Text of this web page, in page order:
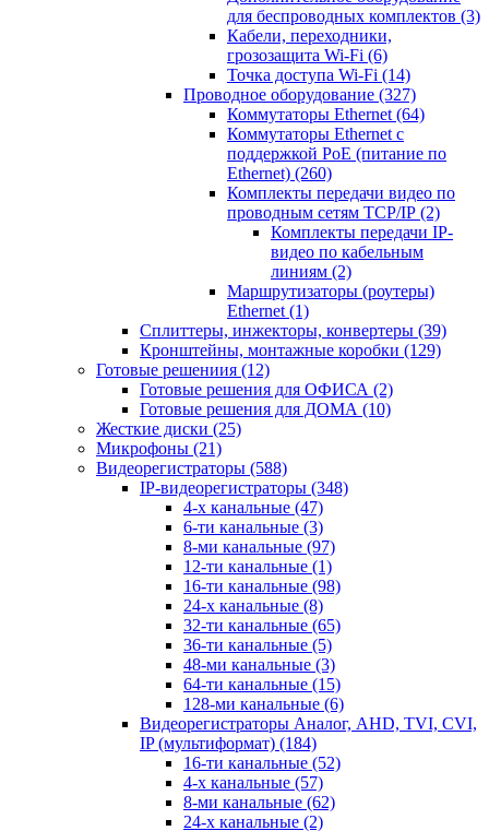
для беспроводных комплектов (3)
Кабели, переходники,
грозозащита Wi-Fi (6)
Точка доступа Wi-Fi (14)
Проводное оборудование (327)
Коммутаторы Ethernet (64)
Коммутаторы Ethernet с
поддержкой PoE (питание по
Ethernet) (260)
Комплекты передачи видео по
проводным сетям TCP/IP (2)
Комплекты передачи IP-
видео по кабельным
линиям (2)
Маршрутизаторы (роутеры)
Ethernet (1)
Сплиттеры, инжекторы, конвертеры (39)
Кронштейны, монтажные коробки (129)
Готовые решениия (12)
Готовые решения для ОФИСА (2)
Готовые решения для ДОМА (10)
Жесткие диски (25)
Микрофоны (21)
Видеорегистраторы (588)
IP-видеорегистраторы (348)
4-х канальные (47)
6-ти канальные (3)
8-ми канальные (97)
12-ти канальные (1)
16-ти канальные (98)
24-х канальные (8)
32-ти канальные (65)
36-ти канальные (5)
48-ми канальные (3)
64-ти канальные (15)
128-ми канальные (6)
Видеорегистраторы Аналог, AHD, TVI, CVI,
IP (мультиформат) (184)
16-ти канальные (52)
4-х канальные (57)
8-ми канальные (62)
24-х канальные (2)